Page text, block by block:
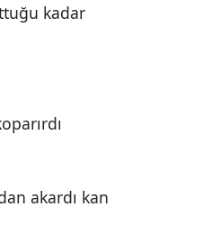
kadar
akardı kan